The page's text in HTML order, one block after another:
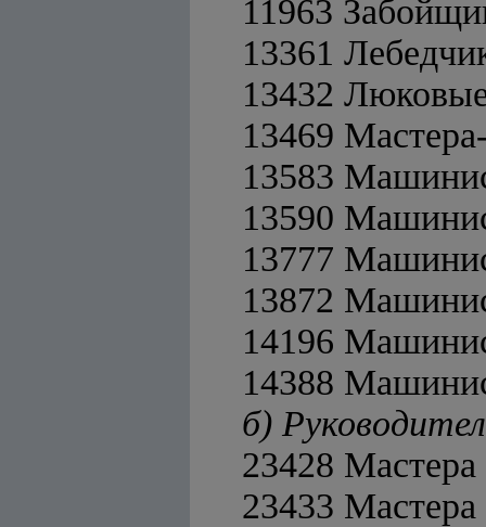
11963
13361
13432
13469
13583
13590
13777
13872
14196
14388
б)
23428 Мастера
23433